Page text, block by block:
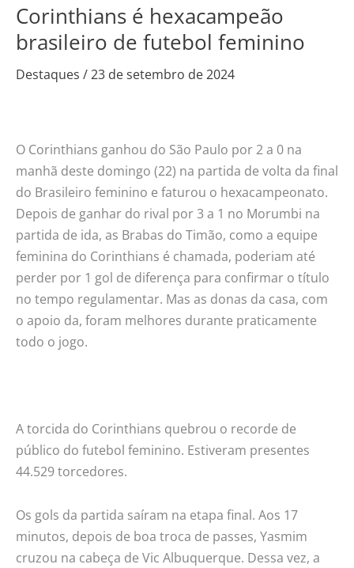
Corinthians é hexacampeão
brasileiro de futebol feminino
Destaques /23 de setembro de 2024
O Corinthians ganhou do São Paulo por 2 a 0 na
manhã deste domingo (22) na partida de volta da final
do Brasileiro feminino e faturou o hexacampeonato.
Depois de ganhar do rival por 3 a 1 no Morumbi na
partida de ida, as Brabas do Timão, como a equipe
feminina do Corinthians é chamada, poderiam até
perder por 1 gol de diferença para confirmar o título
no tempo regulamentar. Mas as donas da casa, com
o apoio da, foram melhores durante praticamente
todo o jogo.
A torcida do Corinthians quebrou o recorde de
público do futebol feminino. Estiveram presentes
44.529 torcedores.
Os gols da partida saíram na etapa final. Aos 17
minutos, depois de boa troca de passes, Yasmim
cruzou na cabeça de Vic Albuquerque. Dessa vez, a
Corinthians
é
hexacampeão
brasileiro
feminino